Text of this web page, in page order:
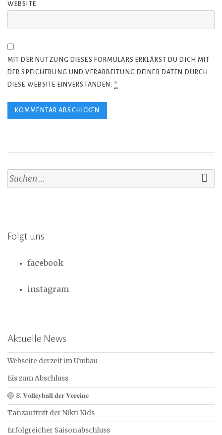
WEBSITE
MIT DER NUTZUNG DIESES FORMULARS ERKLÄRST DU DICH MIT
DER SPEICHERUNG UND VERARBEITUNG DEINER DATEN DURCH
DIESE WEBSITE EINVERSTANDEN. *
Suchen
nach:
Folgt uns
facebook
instagram
Aktuelle News
Webseite derzeit im Umbau
Eis zum Abschluss
🏐 8. 𝐕𝐨𝐥𝐥𝐞𝐲𝐛𝐚𝐥𝐥 𝐝𝐞𝐫 𝐕𝐞𝐫𝐞𝐢𝐧𝐞
Tanzauftritt der Nikri Kids
Erfolgreicher Saisonabschluss